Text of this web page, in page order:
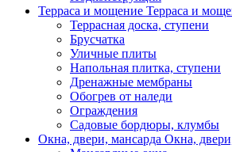
Терраса и мощение Терраса и
Террасная доска, ступени
Брусчатка
Уличные плиты
Напольная плитка, ступени
Дренажные мембраны
Обогрев от наледи
Ограждения
Садовые бордюры, клумбы
Окна, двери, мансарда Окна,